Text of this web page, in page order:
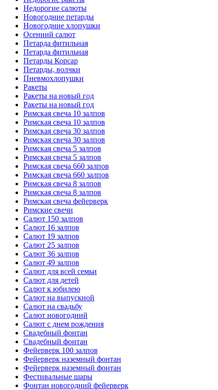
Недорогие салюты
Новогодние петарды
Новогодние хлопушки
Осенний салют
Петарда фитильная
Петарда фитильная
Петарды Корсар
Петарды, волчки
Пневмохлопушки
Ракеты
Ракеты на новый год
Ракеты на новый год
Римская свеча 10 залпов
Римская свеча 10 залпов
Римская свеча 30 залпов
Римская свеча 30 залпов
Римская свеча 5 залпов
Римская свеча 5 залпов
Римская свеча 660 залпов
Римская свеча 660 залпов
Римская свеча 8 залпов
Римская свеча 8 залпов
Римская свеча фейерверк
Римские свечи
Салют 150 залпов
Салют 16 залпов
Салют 19 залпов
Салют 25 залпов
Салют 36 залпов
Салют 49 залпов
Салют для всей семьи
Салют для детей
Салют к юбилею
Салют на выпускной
Салют на свадьбу
Салют новогодний
Салют с днем рождения
Свадебный фонтан
Свадебный фонтан
Фейерверк 100 залпов
Фейерверк наземный фонтан
Фейерверк наземный фонтан
Фестивальные шары
Фонтан новогодний фейерверк